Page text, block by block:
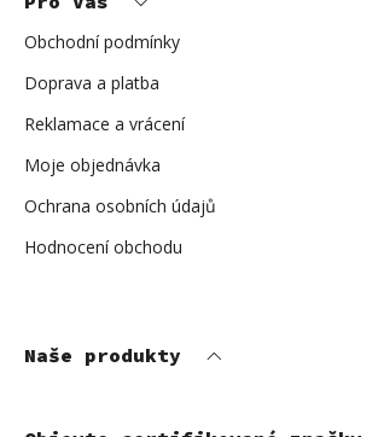
Obchodní podmínky
Doprava a platba
Reklamace a vrácení
Moje objednávka
Ochrana osobních údajů
Hodnocení obchodu
Naše produkty